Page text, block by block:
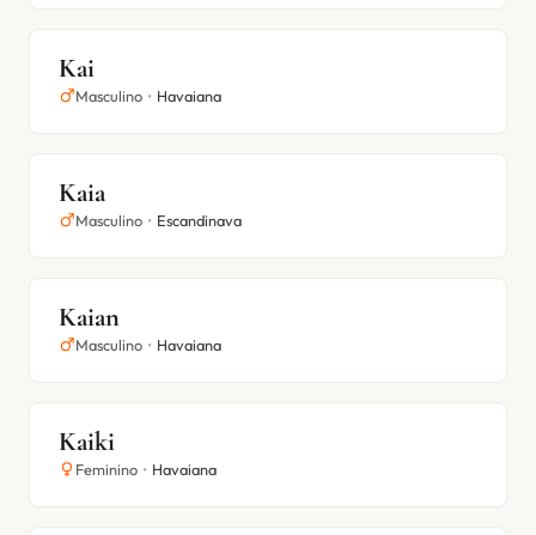
Kai
Masculino • Havaiana
Kaia
Masculino • Escandinava
Kaian
Masculino • Havaiana
Kaiki
Feminino • Havaiana